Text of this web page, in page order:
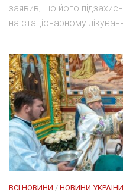
заявив, що його
на стаціонарному
ВСІ НОВИНИ / НОВИНИ УКРАЇНИ